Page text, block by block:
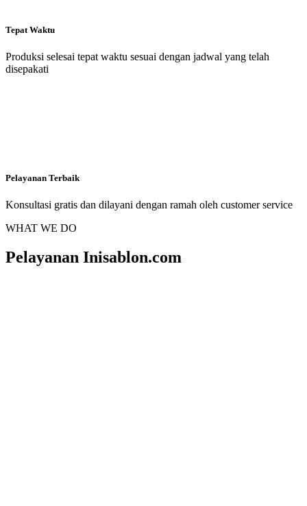
Tepat Waktu
Produksi selesai tepat waktu sesuai dengan jadwal yang telah
disepakati
Pelayanan Terbaik
Konsultasi gratis dan dilayani dengan ramah oleh customer service
WHAT WE DO
Pelayanan Inisablon.com